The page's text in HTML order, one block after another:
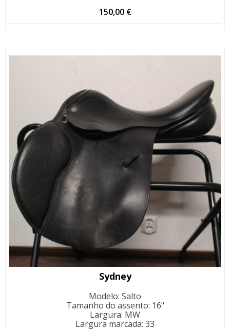
150,00 €
Sydney
Modelo: Salto
Tamanho do assento: 16"
Largura: MW
Largura marcada: 33